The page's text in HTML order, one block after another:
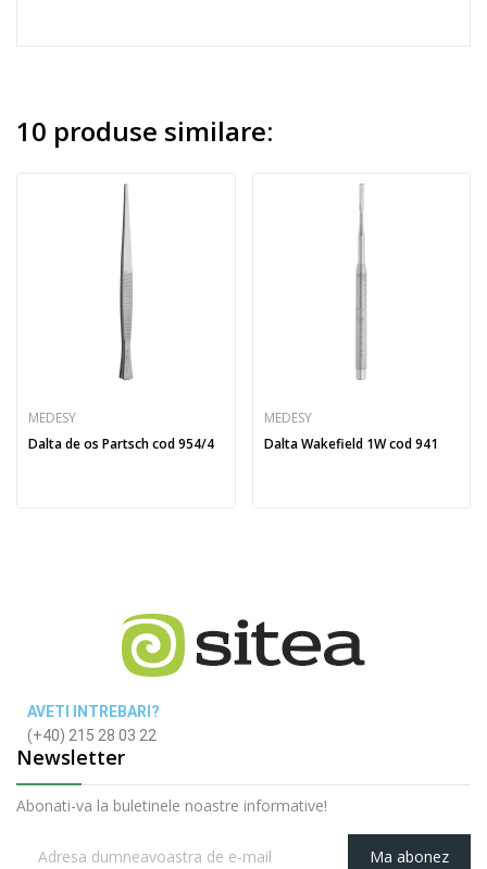
10 produse similare:
MEDESY
Dalta de os Partsch cod 954/4
MEDESY
Dalta Wakefield 1W cod 941
AVETI INTREBARI?
(+40) 215 28 03 22
Newsletter
Abonati-va la buletinele noastre informative!
Ma abonez